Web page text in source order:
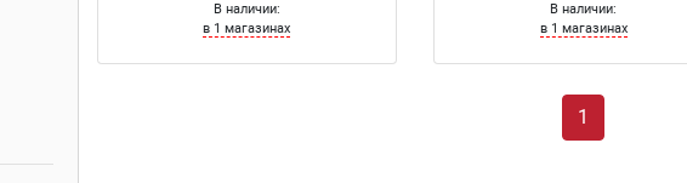
В наличии:
в 1 магазинах
В наличии:
в 1 магазинах
1